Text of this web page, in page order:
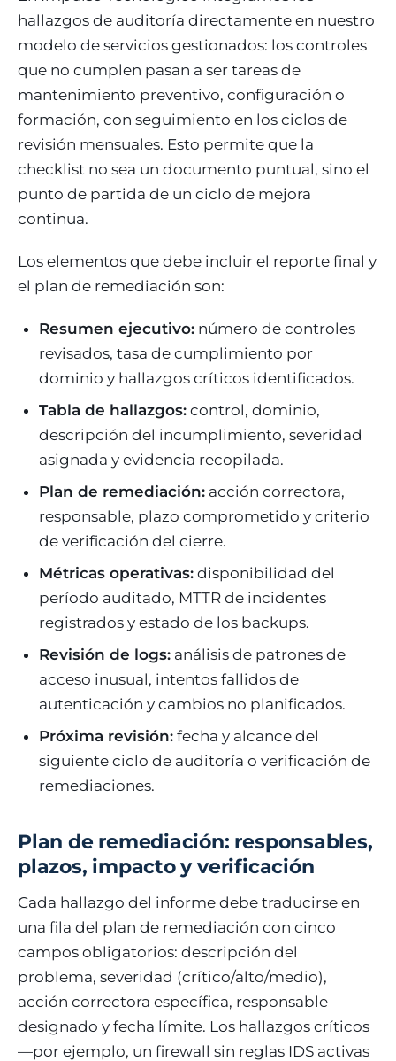
hallazgos de auditoría directamente en nuestro
modelo de servicios gestionados: los controles
que no cumplen pasan a ser tareas de
mantenimiento preventivo, configuración o
formación, con seguimiento en los ciclos de
revisión mensuales. Esto permite que la
checklist no sea un documento puntual, sino el
punto de partida de un ciclo de mejora
continua.
Los elementos que debe incluir el reporte final y
el plan de remediación son:
Resumen ejecutivo: número de controles
revisados, tasa de cumplimiento por
dominio y hallazgos críticos identificados.
Tabla de hallazgos: control, dominio,
descripción del incumplimiento, severidad
asignada y evidencia recopilada.
Plan de remediación: acción correctora,
responsable, plazo comprometido y criterio
de verificación del cierre.
Métricas operativas: disponibilidad del
período auditado, MTTR de incidentes
registrados y estado de los backups.
Revisión de logs: análisis de patrones de
acceso inusual, intentos fallidos de
autenticación y cambios no planificados.
Próxima revisión: fecha y alcance del
siguiente ciclo de auditoría o verificación de
remediaciones.
Plan de remediación: responsables,
plazos, impacto y verificación
Cada hallazgo del informe debe traducirse en
una fila del plan de remediación con cinco
campos obligatorios: descripción del
problema, severidad (crítico/alto/medio),
acción correctora específica, responsable
designado y fecha límite. Los hallazgos críticos
—por ejemplo, un firewall sin reglas IDS activas